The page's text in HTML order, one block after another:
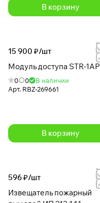
В корзину
15 900 ₽/шт
Модуль доступа STR-1AP
0 0
В наличии
Арт. RBZ-269661
В корзину
596 ₽/шт
Извещатель пожарный